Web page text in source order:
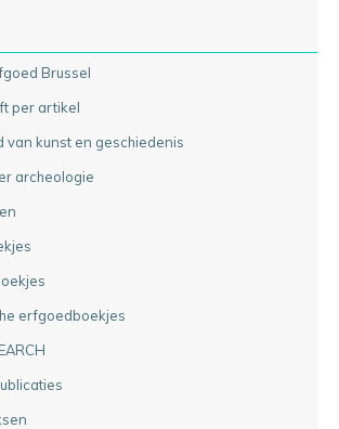
Brussel
per artikel
van kunst en geschiedenis
archeologie
erfgoedboekjes